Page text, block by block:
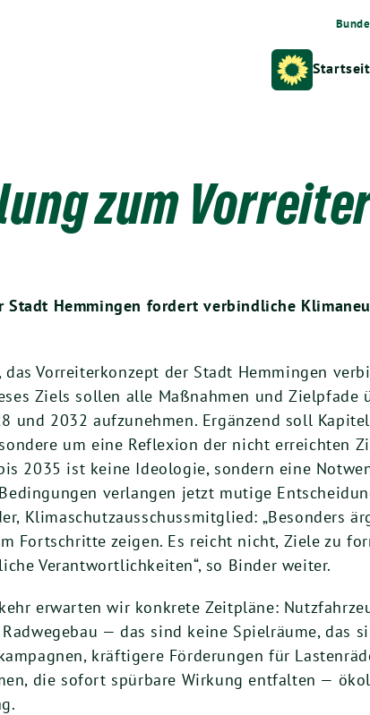
zum
Stadt Hemmingen fordert verbindliche
Vorreiterkonzept der Stadt Hemmingen
Ziels sollen alle Maßnahmen und
und 2032 aufzunehmen. Ergänzend soll
um eine Reflexion der nicht erreichten
2035 ist keine Ideologie, sondern eine
verlangen jetzt mutige
Klimaschutzausschussmitglied: „Besonders
Fortschritte zeigen. Es reicht nicht, Ziele zu
Verantwortlichkeiten“, so Binder weiter.
erwarten wir konkrete Zeitpläne:
— das sind keine Spielräume, das
kräftigere Förderungen für
die sofort spürbare Wirkung entfalten —